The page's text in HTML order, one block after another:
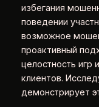
избегания
поведении
возможное
проактивный
целостность игр
клиентов.
демонстрирует